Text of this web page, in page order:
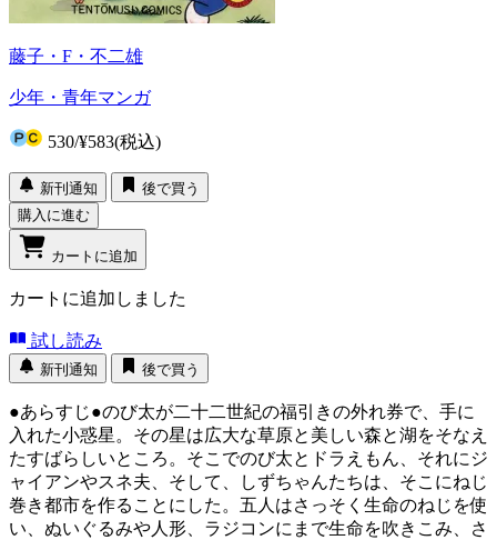
藤子・F・不二雄
少年・青年マンガ
530/¥583(税込)
新刊通知
後で買う
購入に進む
カートに追加
カートに追加しました
試し読み
新刊通知 後で買う
●あらすじ●のび太が二十二世紀の福引きの外れ券で、手に
入れた小惑星。その星は広大な草原と美しい森と湖をそなえ
たすばらしいところ。そこでのび太とドラえもん、それにジ
ャイアンやスネ夫、そして、しずちゃんたちは、そこにねじ
巻き都市を作ることにした。五人はさっそく生命のねじを使
い、ぬいぐるみや人形、ラジコンにまで生命を吹きこみ、さ